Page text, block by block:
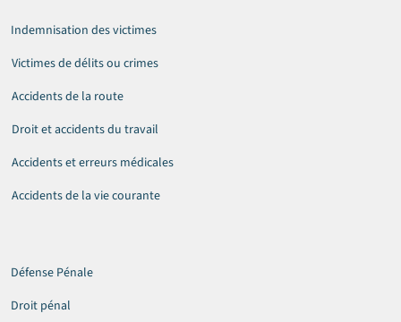
Défense Pénale
Droit pénal
Indemnisation des victimes
Victimes de délits ou crimes
Accidents de la route
Droit et accidents du travail
Accidents et erreurs médicales
Accidents de la vie courante